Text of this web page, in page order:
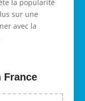
la popularité
sur une
avec la
France